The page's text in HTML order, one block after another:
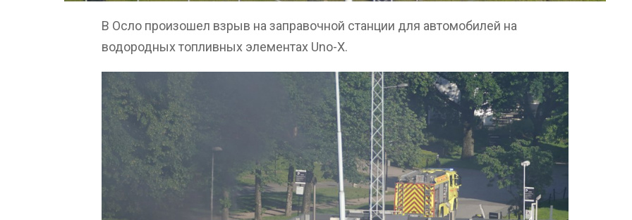
В Осло произошел взрыв на заправочной станции для автомобилей на
водородных топливных элементах Uno-X.